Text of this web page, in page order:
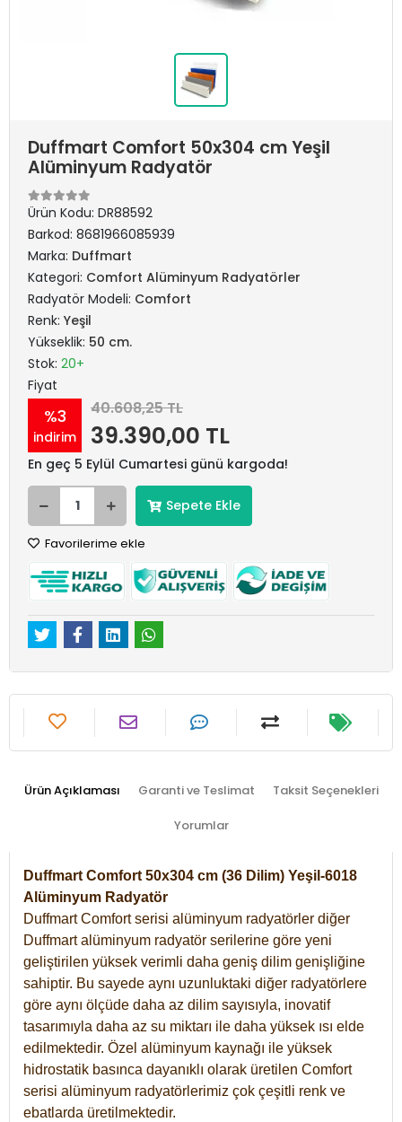
Duffmart Comfort 50x304 cm Yeşil
Alüminyum Radyatör
Ürün Kodu: DR88592
Barkod: 8681966085939
Marka: Duffmart
Kategori: Comfort Alüminyum Radyatörler
Radyatör Modeli: Comfort
Renk: Yeşil
Yükseklik: 50 cm.
Stok: 20+
Fiyat
%3
indirim
40.608,25 TL
39.390,00 TL
En geç 5 Eylül Cumartesi günü kargoda!
Sepete Ekle
Favorilerime ekle
Ürün Açıklaması Garanti ve Teslimat Taksit Seçenekleri
Yorumlar
Duffmart Comfort 50x304 cm (36 Dilim) Yeşil-6018
Alüminyum Radyatör
Duffmart Comfort serisi alüminyum radyatörler diğer
Duffmart alüminyum radyatör serilerine göre yeni
geliştirilen yüksek verimli daha geniş dilim genişliğine
sahiptir. Bu sayede aynı uzunluktaki diğer radyatörlere
göre aynı ölçüde daha az dilim sayısıyla, inovatif
tasarımıyla daha az su miktarı ile daha yüksek ısı elde
edilmektedir. Özel alüminyum kaynağı ile yüksek
hidrostatik basınca dayanıklı olarak üretilen Comfort
serisi alüminyum radyatörlerimiz çok çeşitli renk ve
ebatlarda üretilmektedir.